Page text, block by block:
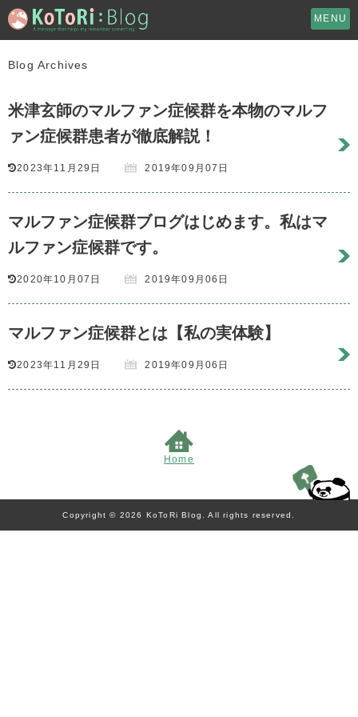
MENU
Blog Archives
米津玄師のマルファン症候群を本物のマルフ
ァン症候群患者が徹底解説！
2023年11月29日 2019年09月07日
マルファン症候群ブログはじめます。私はマ
ルファン症候群です。
2020年10月07日 2019年09月06日
マルファン症候群とは【私の実体験】
2023年11月29日 2019年09月06日
Home
Copyright © 2026 KoToRi Blog. All rights reserved.